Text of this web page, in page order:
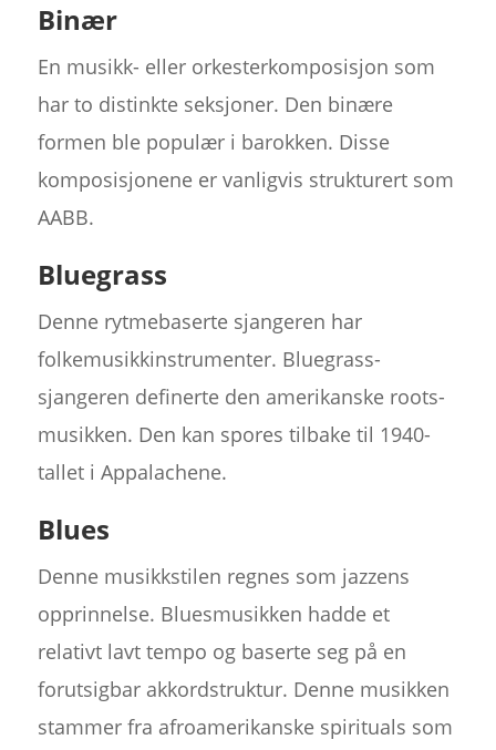
Binær
En musikk- eller orkesterkomposisjon som
har to distinkte seksjoner. Den binære
formen ble populær i barokken. Disse
komposisjonene er vanligvis strukturert som
AABB.
Bluegrass
Denne rytmebaserte sjangeren har
folkemusikkinstrumenter. Bluegrass-
sjangeren definerte den amerikanske roots-
musikken. Den kan spores tilbake til 1940-
tallet i Appalachene.
Blues
Denne musikkstilen regnes som jazzens
opprinnelse. Bluesmusikken hadde et
relativt lavt tempo og baserte seg på en
forutsigbar akkordstruktur. Denne musikken
stammer fra afroamerikanske spirituals som